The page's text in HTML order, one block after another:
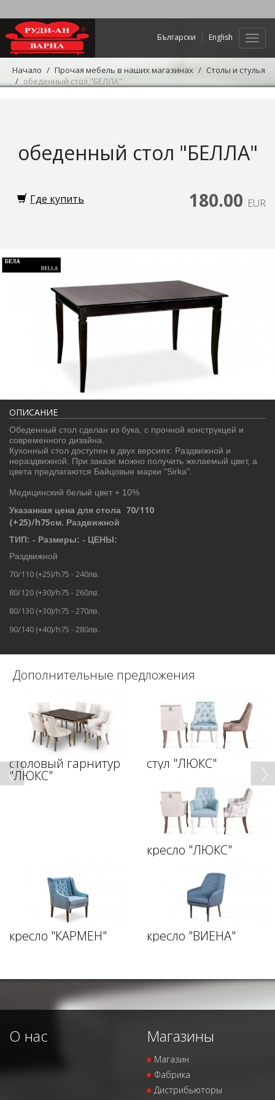
Български English
Начало Прочая мебель в наших магазинах
Столы и стулья
обеденный стол "БЕЛЛА"
обеденный стол "БЕЛЛА"
180.00 EUR
Где купить
ОПИСАНИЕ
Обеденный стол сделан из бука, с прочной конструкцей и
современного дизайна.
Кухонный стол доступен в двух версиях: Раздвижной и
нераздвижной. При заказе можно получить желаемый цвет, а
цвета предлагаются Байцовые марки "Sirka".
Медицинский белый цвет + 10%
Указанная цена для стола 70/110
(+25)/h75см. Раздвижной
ТИП: - Размеры: - ЦЕНЫ:
Раздвижной
70/110 (+25)/h75 - 240лв.
80/120 (+30)/h75 - 260лв.
80/130 (+30)/h75 - 270лв.
90/140 (+40)/h75 - 280лв.
Дополнительные предложения
столовый гарнитур
"ЛЮКС"
стул "ЛЮКС"
кресло "ЛЮКС"
кресло "КАРМЕН" кресло "ВИЕНА"
О нас Магазины
Магазин
Фабрика
Дистрибьюторы